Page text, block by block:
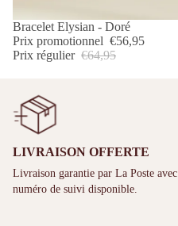
PROMOTION
Bracelet Elysian - Doré
Prix promotionnel €56,95
Prix régulier €64,95
LIVRAISON OFFERTE
Livraison garantie par La Poste avec
numéro de suivi disponible.